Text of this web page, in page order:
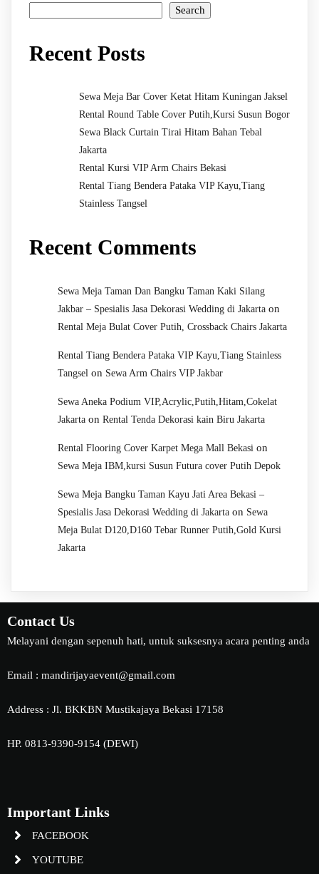
Search
Recent Posts
Sewa Meja Bar Cover Ketat Hitam Kuningan Jaksel
Rental Round Table Cover Putih,Kursi Susun Bogor
Sewa Black Curtain Tirai Hitam Bahan Tebal
Jakarta
Rental Kursi VIP Arm Chairs Bekasi
Rental Tiang Bendera Pataka VIP Kayu,Tiang
Stainless Tangsel
Recent Comments
Sewa Meja Taman Dan Bangku Taman Kaki Silang
Jakbar – Spesialis Jasa Dekorasi Wedding di Jakarta on
Rental Meja Bulat Cover Putih, Crossback Chairs Jakarta
Rental Tiang Bendera Pataka VIP Kayu,Tiang Stainless
Tangsel on Sewa Arm Chairs VIP Jakbar
Sewa Aneka Podium VIP,Acrylic,Putih,Hitam,Cokelat
Jakarta on Rental Tenda Dekorasi kain Biru Jakarta
Rental Flooring Cover Karpet Mega Mall Bekasi on
Sewa Meja IBM,kursi Susun Futura cover Putih Depok
Sewa Meja Bangku Taman Kayu Jati Area Bekasi –
Spesialis Jasa Dekorasi Wedding di Jakarta on Sewa
Meja Bulat D120,D160 Tebar Runner Putih,Gold Kursi
Jakarta
Contact Us
Melayani dengan sepenuh hati, untuk suksesnya acara penting anda
Email : mandirijayaevent@gmail.com
Address : Jl. BKKBN Mustikajaya Bekasi 17158
HP. 0813-9390-9154 (DEWI)
Important Links
FACEBOOK
YOUTUBE